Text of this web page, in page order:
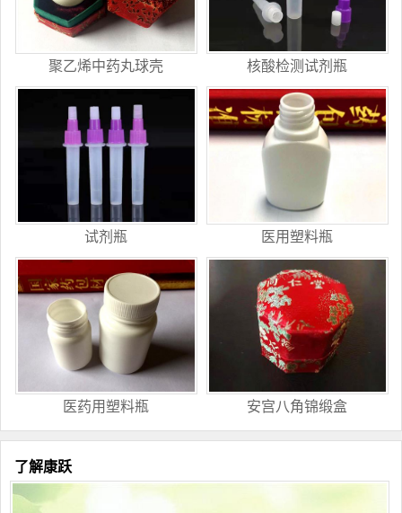
聚乙烯中药丸球壳 核酸检测试剂瓶
试剂瓶 医用塑料瓶
医药用塑料瓶 安宫八角锦缎盒
了解康跃